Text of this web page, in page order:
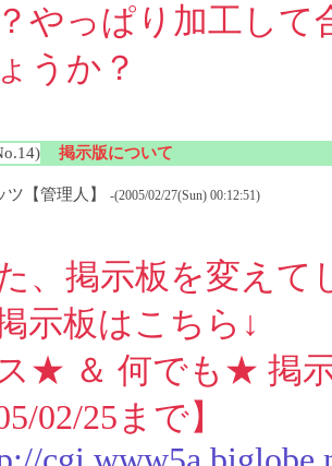
やっぱり加工して
うか？
掲示版について
ツ【管理人】 -(2005/02/27(Sun) 00:12:51)
、掲示板を変えて
示板はこちら↓
★ ＆ 何でも★ 掲示
02/25まで】